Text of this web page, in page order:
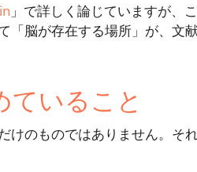
」で詳しく論じていますが、
「脳が存在する場所」が、文
ていること
けのものではありません。そ